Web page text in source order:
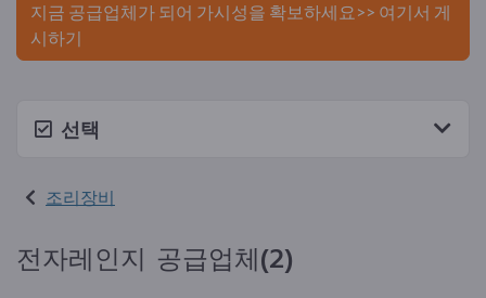
지금 공급업체가 되어 가시성을 확보하세요>> 여기서 게
시하기
선택
조리장비
전자레인지 공급업체(2)